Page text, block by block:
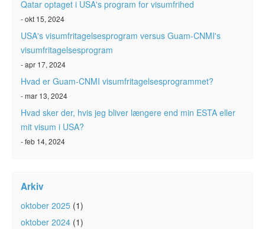
Qatar optaget i USA's program for visumfrihed
- okt 15, 2024
USA's visumfritagelsesprogram versus Guam-CNMI's
visumfritagelsesprogram
- apr 17, 2024
Hvad er Guam-CNMI visumfritagelsesprogrammet?
- mar 13, 2024
Hvad sker der, hvis jeg bliver længere end min ESTA eller
mit visum i USA?
- feb 14, 2024
Arkiv
oktober 2025 (1)
oktober 2024 (1)